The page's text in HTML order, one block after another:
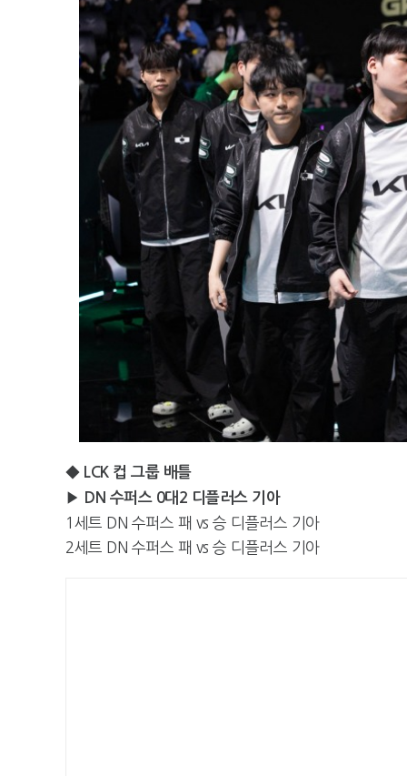
◆ LCK 컵 그룹 배틀
▶ DN 수퍼스 0대2 디플러스 기아
1세트 DN 수퍼스 패 vs 승 디플러스 기아
2세트 DN 수퍼스 패 vs 승 디플러스 기아